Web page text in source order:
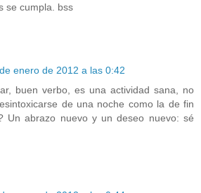
se cumpla. bss
enero de 2012 a las 0:42
buen verbo, es una actividad sana, no
de una noche como la de fin
Un abrazo nuevo y un deseo nuevo: sé